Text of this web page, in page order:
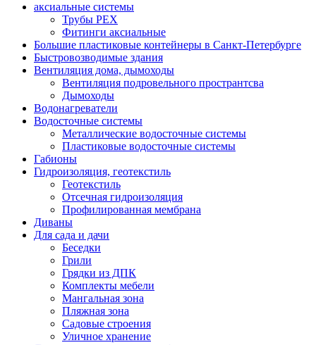
аксиальные системы
Трубы PEX
Фитинги аксиальные
Большие пластиковые контейнеры в Санкт-Петербурге
Быстровозводимые здания
Вентиляция дома, дымоходы
Вентиляция подровельного пространтсва
Дымоходы
Водонагреватели
Водосточные системы
Металлические водосточные системы
Пластиковые водосточные системы
Габионы
Гидроизоляция, геотекстиль
Геотекстиль
Отсечная гидроизоляция
Профилированная мембрана
Диваны
Для сада и дачи
Беседки
Грили
Грядки из ДПК
Комплекты мебели
Мангальная зона
Пляжная зона
Садовые строения
Уличное хранение